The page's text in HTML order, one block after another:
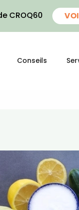
CROQ60
Conseils